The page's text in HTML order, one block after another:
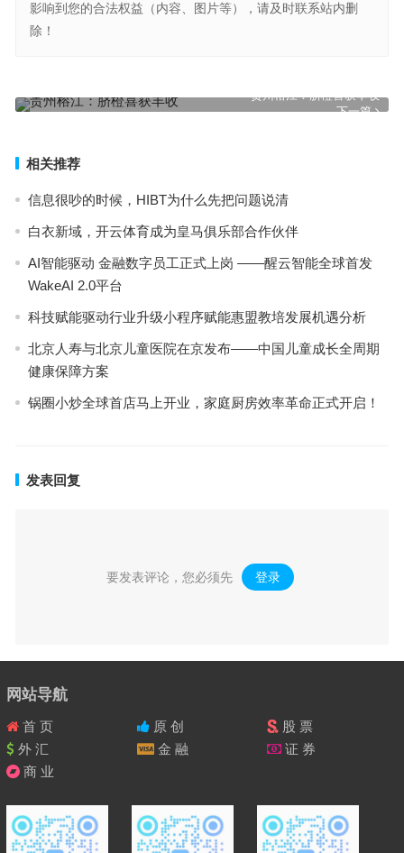
影响到您的合法权益（内容、图片等），请及时联系站内删
除！
下一篇
贵州榕江：脐橙喜获丰收
相关推荐
信息很吵的时候，HIBT为什么先把问题说清
白衣新域，开云体育成为皇马俱乐部合作伙伴
AI智能驱动 金融数字员工正式上岗 ——醒云智能全球首发
WakeAI 2.0平台
科技赋能驱动行业升级小程序赋能惠盟教培发展机遇分析
北京人寿与北京儿童医院在京发布——中国儿童成长全周期
健康保障方案
锅圈小炒全球首店马上开业，家庭厨房效率革命正式开启！
发表回复
要发表评论，您必须先 登录 。
网站导航
首 页 原 创
股 票
外 汇
金 融
证 券
商 业